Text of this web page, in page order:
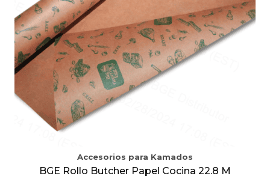
Accesorios para Kamados
BGE Rollo Butcher Papel Cocina 22.8 M